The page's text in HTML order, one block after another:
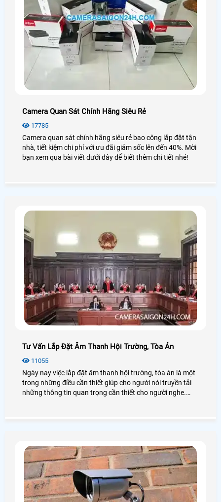
Camera Quan Sát Chính Hãng Siêu Rẻ
17785
Camera quan sát chính hãng siêu rẻ bao công lắp đặt tận
nhà, tiết kiệm chi phí với ưu đãi giảm sốc lên đến 40%. Mời
bạn xem qua bài viết dưới đây để biết thêm chi tiết nhé!
Tư Vấn Lắp Đặt Âm Thanh Hội Trường, Tòa Án
11055
Ngày nay việc lắp đặt âm thanh hội trường, tòa án là một
trong những điều cần thiết giúp cho người nói truyền tải
những thông tin quan trọng cần thiết cho người nghe.